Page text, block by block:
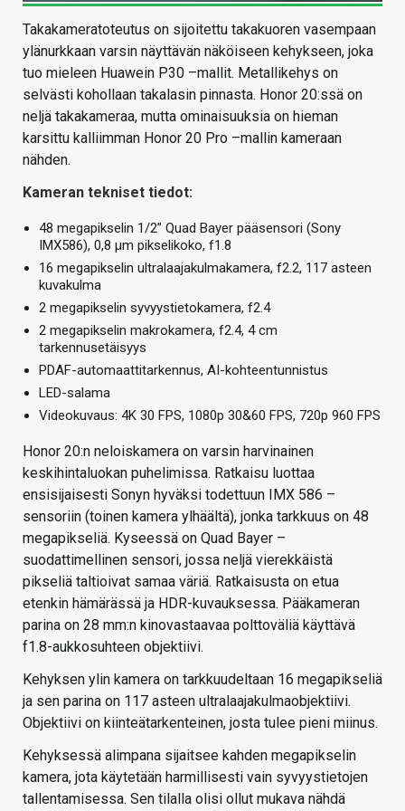
Takakameratoteutus on sijoitettu takakuoren vasempaan
ylänurkkaan varsin näyttävän näköiseen kehykseen, joka
tuo mieleen Huawein P30 –mallit. Metallikehys on
selvästi kohollaan takalasin pinnasta. Honor 20:ssä on
neljä takakameraa, mutta ominaisuuksia on hieman
karsittu kalliimman Honor 20 Pro –mallin kameraan
nähden.
Kameran tekniset tiedot:
48 megapikselin 1/2” Quad Bayer pääsensori (Sony
IMX586), 0,8 µm pikselikoko, f1.8
16 megapikselin ultralaajakulmakamera, f2.2, 117 asteen
kuvakulma
2 megapikselin syvyystietokamera, f2.4
2 megapikselin makrokamera, f2.4, 4 cm
tarkennusetäisyys
PDAF-automaattitarkennus, AI-kohteentunnistus
LED-salama
Videokuvaus: 4K 30 FPS, 1080p 30&60 FPS, 720p 960 FPS
Honor 20:n neloiskamera on varsin harvinainen
keskihintaluokan puhelimissa. Ratkaisu luottaa
ensisijaisesti Sonyn hyväksi todettuun IMX 586 –
sensoriin (toinen kamera ylhäältä), jonka tarkkuus on 48
megapikseliä. Kyseessä on Quad Bayer –
suodattimellinen sensori, jossa neljä vierekkäistä
pikseliä taltioivat samaa väriä. Ratkaisusta on etua
etenkin hämärässä ja HDR-kuvauksessa. Pääkameran
parina on 28 mm:n kinovastaavaa polttoväliä käyttävä
f1.8-aukkosuhteen objektiivi.
Kehyksen ylin kamera on tarkkuudeltaan 16 megapikseliä
ja sen parina on 117 asteen ultralaajakulmaobjektiivi.
Objektiivi on kiinteätarkenteinen, josta tulee pieni miinus.
Kehyksessä alimpana sijaitsee kahden megapikselin
kamera, jota käytetään harmillisesti vain syvyystietojen
tallentamisessa. Sen tilalla olisi ollut mukava nähdä